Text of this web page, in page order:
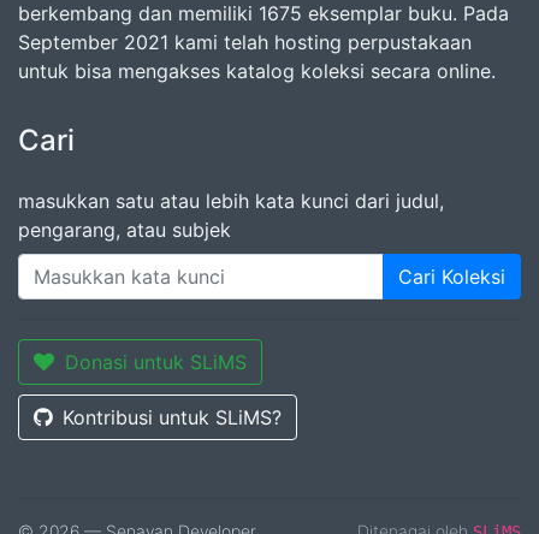
berkembang dan memiliki 1675 eksemplar buku. Pada
September 2021 kami telah hosting perpustakaan
untuk bisa mengakses katalog koleksi secara online.
Cari
masukkan satu atau lebih kata kunci dari judul,
pengarang, atau subjek
Cari Koleksi
Donasi untuk SLiMS
Kontribusi untuk SLiMS?